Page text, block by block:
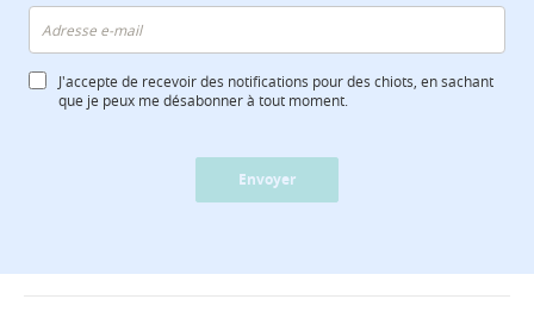
J'accepte de recevoir des notifications pour des chiots, en sachant
que je peux me désabonner à tout moment.
Envoyer